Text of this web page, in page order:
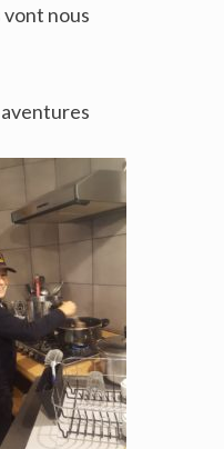
nous